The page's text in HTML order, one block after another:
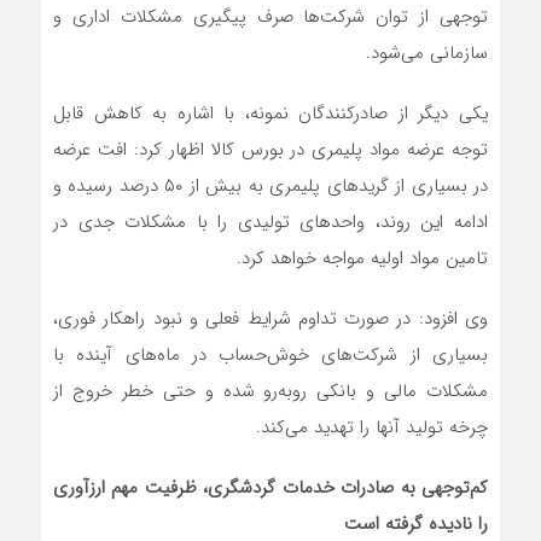
توجهی از توان شرکت‌ها صرف پیگیری مشکلات اداری و
سازمانی می‌شود.
یکی دیگر از صادرکنندگان نمونه، با اشاره به کاهش قابل
توجه عرضه مواد پلیمری در بورس کالا اظهار کرد: افت عرضه
در بسیاری از گریدهای پلیمری به بیش از ۵۰ درصد رسیده و
ادامه این روند، واحدهای تولیدی را با مشکلات جدی در
تامین مواد اولیه مواجه خواهد کرد.
وی افزود: در صورت تداوم شرایط فعلی و نبود راهکار فوری،
بسیاری از شرکت‌های خوش‌حساب در ماه‌های آینده با
مشکلات مالی و بانکی روبه‌رو شده و حتی خطر خروج از
چرخه تولید آنها را تهدید می‌کند.
کم‌توجهی به صادرات خدمات گردشگری، ظرفیت مهم ارزآوری
را نادیده گرفته است